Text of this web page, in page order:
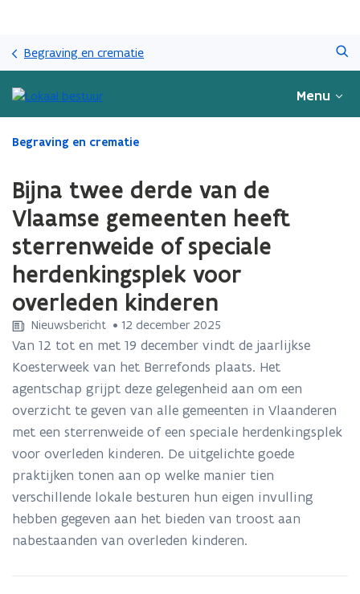
gaan
Begraving en crematie
Menu
Gedaan
bevindt
zich
op:
Bijna
twee
van
Vlaamse
gemeenten
sterrenweide
speciale
herdenkingsplek
voor
overleden
kinderen
Begraving en crematie
Bijna twee derde van de
Vlaamse gemeenten heeft
sterrenweide of speciale
herdenkingsplek voor
overleden kinderen
Nieuwsbericht • 12 december 2025
Van 12 tot en met 19 december vindt de jaarlijkse
Koesterweek van het Berrefonds plaats. Het
agentschap grijpt deze gelegenheid aan om een
overzicht te geven van alle gemeenten in Vlaanderen
met een sterrenweide of een speciale herdenkingsplek
voor overleden kinderen. De uitgelichte goede
praktijken tonen aan op welke manier tien
verschillende lokale besturen hun eigen invulling
hebben gegeven aan het bieden van troost aan
nabestaanden van overleden kinderen.